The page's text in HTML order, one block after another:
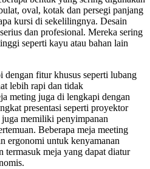
oval, kotak dan persegi panjang
kursi di sekelilingnya. Desain
dan profesional. Mereka sering
seperti kayu atau bahan lain
fitur khusus seperti lubang
lebih rapi dan tidak
meting juga di lengkapi dengan
presentasi seperti proyektor
memiliki penyimpanan
Beberapa meja meeting
ergonomi untuk kenyamanan
termasuk meja yang dapat diatur